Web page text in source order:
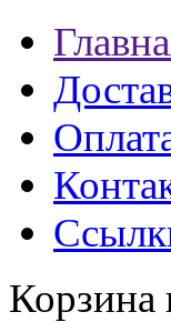
Корзина